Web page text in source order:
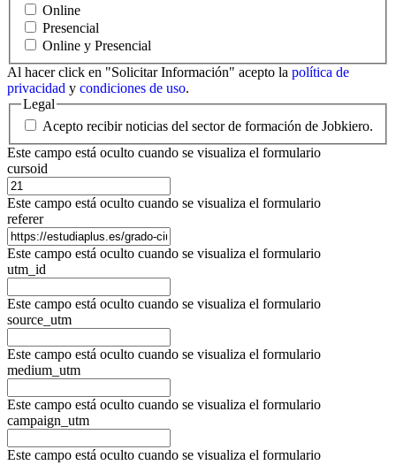
Online
Presencial
Online y Presencial
Al hacer click en "Solicitar Información" acepto la política de
privacidad y condiciones de uso.
Legal
Acepto recibir noticias del sector de formación de Jobkiero.
Este campo está oculto cuando se visualiza el formulario
cursoid
Este campo está oculto cuando se visualiza el formulario
referer
Este campo está oculto cuando se visualiza el formulario
utm_id
Este campo está oculto cuando se visualiza el formulario
source_utm
Este campo está oculto cuando se visualiza el formulario
medium_utm
Este campo está oculto cuando se visualiza el formulario
campaign_utm
Este campo está oculto cuando se visualiza el formulario